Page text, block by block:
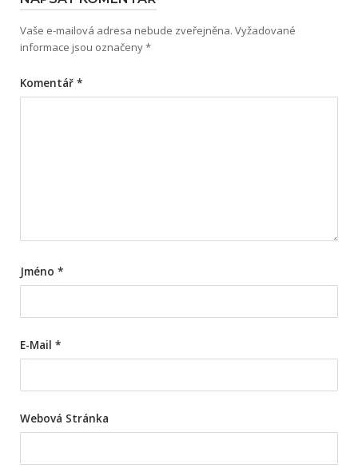
Vaše e-mailová adresa nebude zveřejněna. Vyžadované
informace jsou označeny*
Komentář *
Jméno *
E-Mail *
Webová Stránka